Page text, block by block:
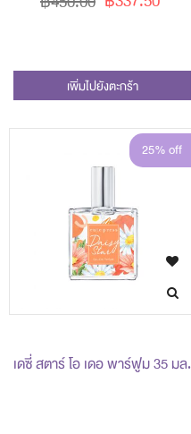
เพิ่มไปยังตะกร้า
25% off
เดซี่ สตาร์ โอ เดอ พาร์ฟูม 35 มล.